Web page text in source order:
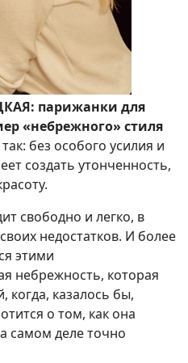
парижанки для
«небрежного» стиля
без особого усилия и
создать утонченность,
свободно и легко, в
недостатков. И более
этими
небрежность, которая
когда, казалось бы,
о том, как она
самом деле точно